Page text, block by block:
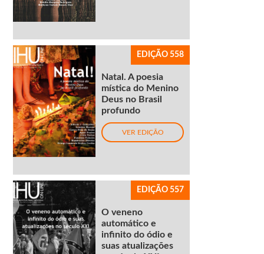
EDIÇÃO 558
Natal. A poesia
mística do Menino
Deus no Brasil
profundo
VER EDIÇÃO
EDIÇÃO 557
O veneno
automático e
infinito do ódio e
suas atualizações